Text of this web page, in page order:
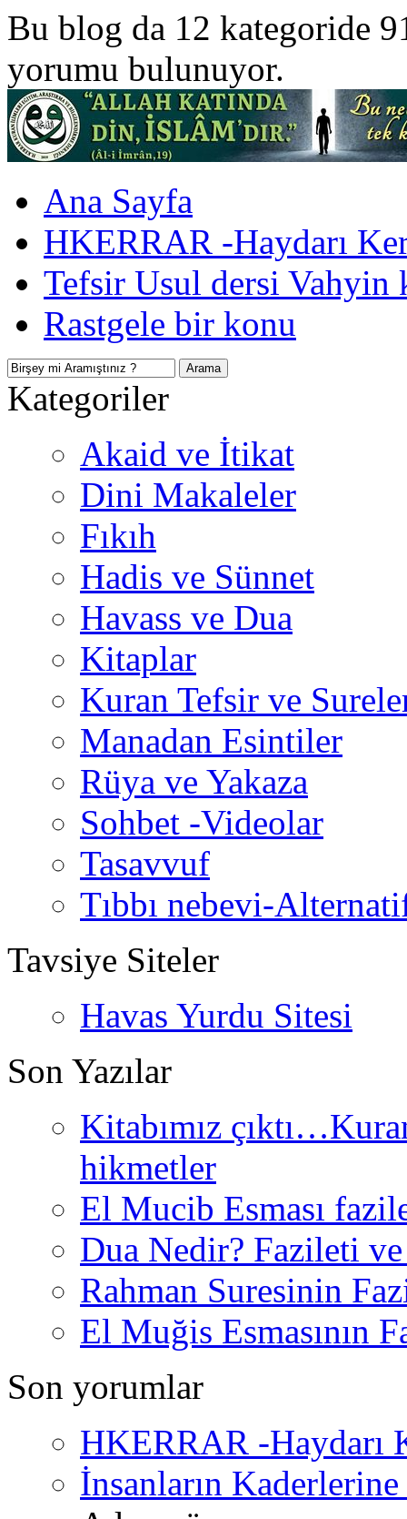
Bu blog da 12 kategoride
yorumu bulunuyor.
Ana Sayfa
HKERRAR -Haydarı
Tefsir Usul dersi Vahyin
Rastgele bir konu
Kategoriler
Akaid ve İtikat
Dini Makaleler
Fıkıh
Hadis ve Sünnet
Havass ve Dua
Kitaplar
Kuran Tefsir ve
Manadan Esintiler
Rüya ve Yakaza
Sohbet -Videolar
Tasavvuf
Tıbbı nebevi-
Tavsiye Siteler
Havas Yurdu Sitesi
Son Yazılar
Kitabımız
hikmetler
El Mucib Esması
Dua Nedir? Fazileti
Rahman Suresinin
El Muğis Esmasının
Son yorumlar
HKERRAR -Haydarı
İnsanların